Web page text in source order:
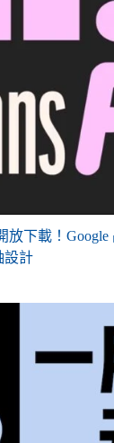
放下載！
設計